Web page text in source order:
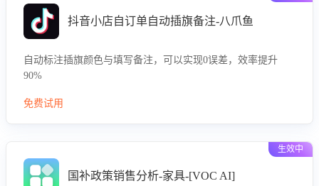
抖音小店自订单自动插旗备注-八爪鱼
自动标注插旗颜色与填写备注，可以实现0误差，效率提升
90%
免费试用
生效中
国补政策销售分析-家具-[VOC AI]